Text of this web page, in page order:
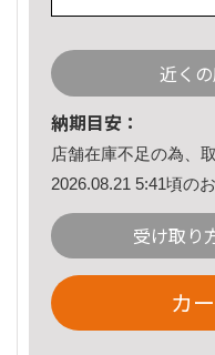
近く
納期目安：
店舗在庫不足の為、
2026.08.21 5:41頃の
受け取り
カ